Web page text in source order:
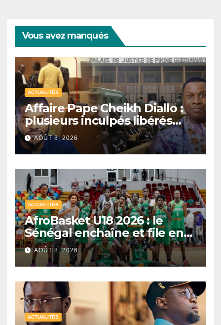
Vous avez manqués
ACTUALITÉS
Affaire Pape Cheikh Diallo :
plusieurs inculpés libérés
après un non-lieu partiel
AOÛT 8, 2026
ACTUALITÉS
AfroBasket U18 2026 : le
Sénégal enchaîne et file en
quarts de finale
AOÛT 8, 2026
ACTUALITÉS